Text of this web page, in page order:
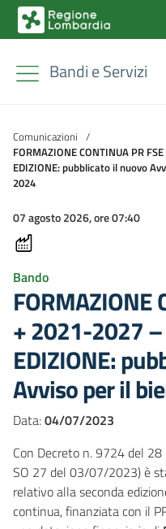
Bandi e Servizi
Comunicazioni /
FORMAZIONE CONTINUA PR
EDIZIONE: pubblicato il nuovo
2024
07 agosto 2026, ore 07:40
Bando
FORMAZIONE
+ 2021-2027 –
EDIZIONE:
Avviso per il
Data:04/07/2023
Con Decreto n. 9724 del
SO 27 del 03/07/2023) è
relativo alla seconda
continua, finanziata con il